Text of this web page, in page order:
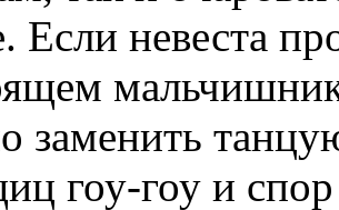
Если невеста
заменить
гоу-гоу и